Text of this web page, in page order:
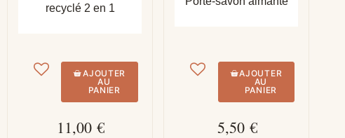
recyclé 2 en 1
AJOUTER
AU
PANIER
11,00 €
AJOUTER
AU
PANIER
5,50 €